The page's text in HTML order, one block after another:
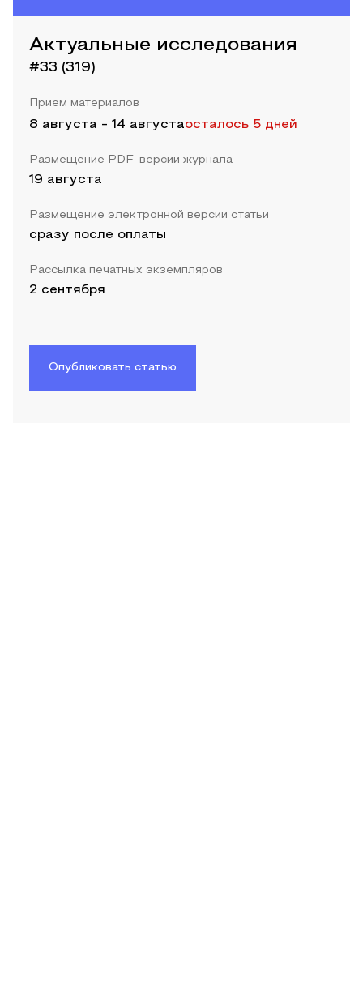
Актуальные исследования
#33 (319)
Прием материалов
8 августа - 14 августаосталось 5 дней
Размещение PDF-версии журнала
19 августа
Размещение электронной версии статьи
сразу после оплаты
Рассылка печатных экземпляров
2 сентября
Опубликовать статью